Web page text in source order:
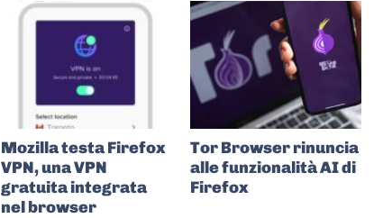
Mozilla testa Firefox
VPN, una VPN
gratuita integrata
nel browser
Tor Browser rinuncia
alle funzionalità AI di
Firefox